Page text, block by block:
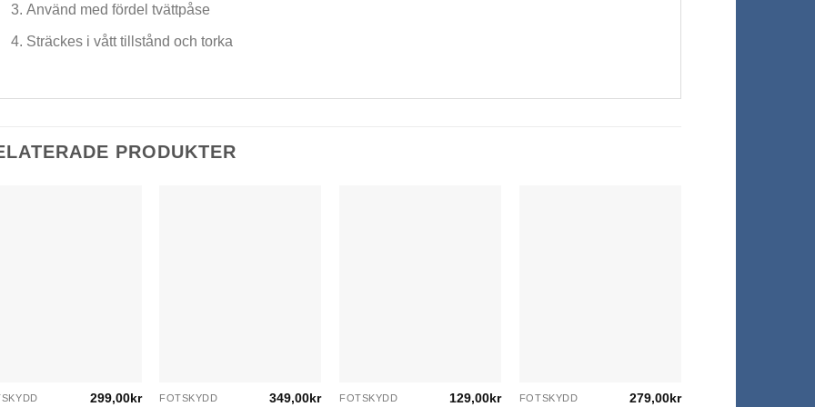
Använd med fördel tvättpåse
Sträckes i vått tillstånd och torka
PRODUKTER
299,00kr FOTSKYDD 349,00kr
Den FOTSKYDD 129,00kr
Den FOTSKYDD 279,00kr
Den